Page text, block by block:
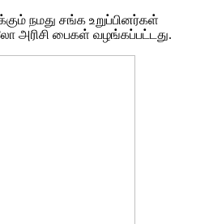
நமது சங்க உறுப்பினர்கள்
அரிசி பைகள் வழங்கப்பட்டது.